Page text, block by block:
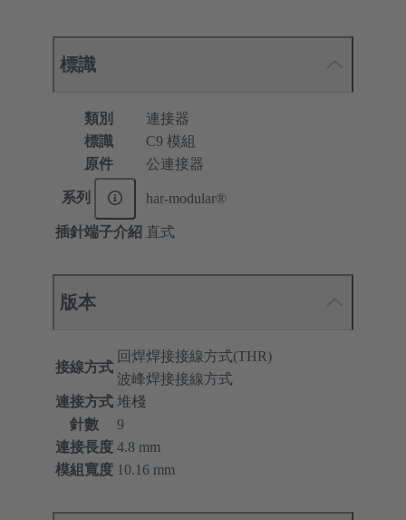
標識
類別
連接器
標識
C9 模組
原件
公連接器
系列 har-modular®
插針端子介紹 直式
版本
接線方式
回焊焊接接線方式(THR)
波峰焊接接線方式
連接方式 堆棧
針數
9
連接長度 4.8 mm
模組寬度 10.16 mm